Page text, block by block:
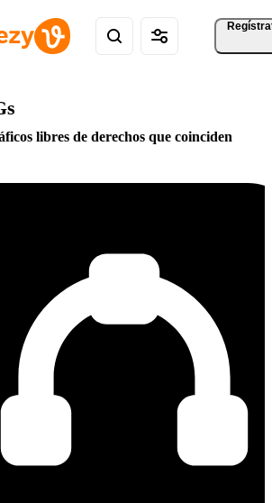
libres de derechos que coinciden